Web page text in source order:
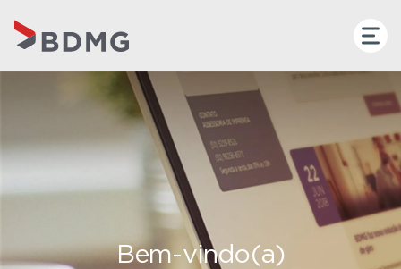
Bem-vindo(a)